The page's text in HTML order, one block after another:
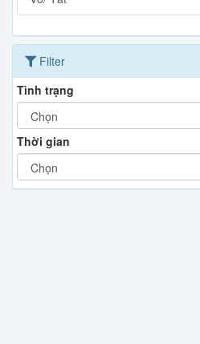
Filter
Tình trạng
Thời gian